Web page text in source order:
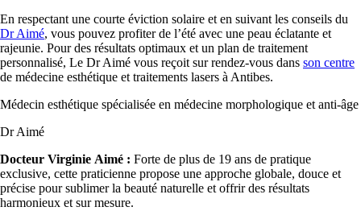
En respectant une courte éviction solaire et en suivant les conseils du
Dr Aimé, vous pouvez profiter de l’été avec une peau éclatante et
rajeunie. Pour des résultats optimaux et un plan de traitement
personnalisé, Le Dr Aimé vous reçoit sur rendez-vous dans son centre
de médecine esthétique et traitements lasers à Antibes.
Médecin esthétique spécialisée en médecine morphologique et anti-âge
Dr Aimé
Docteur Virginie Aimé : Forte de plus de 19 ans de pratique
exclusive, cette praticienne propose une approche globale, douce et
précise pour sublimer la beauté naturelle et offrir des résultats
harmonieux et sur mesure.